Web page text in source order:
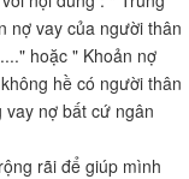
nợ vay của người thân
hoặc " Khoản nợ
hề có người thân
vay nợ bất cứ ngân
rãi để giúp mình